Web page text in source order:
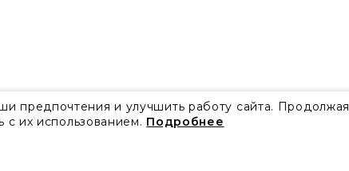
предпочтения и улучшить работу сайта. Продолжая
с их использованием. Подробнее